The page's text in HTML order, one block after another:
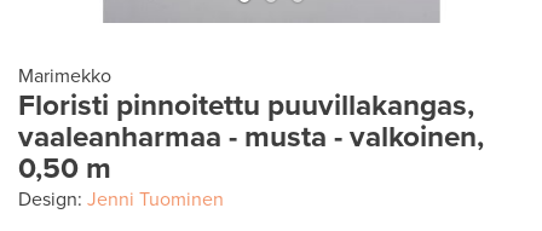
Marimekko
Floristi pinnoitettu puuvillakangas,
vaaleanharmaa - musta - valkoinen,
0,50 m
Design: Jenni Tuominen